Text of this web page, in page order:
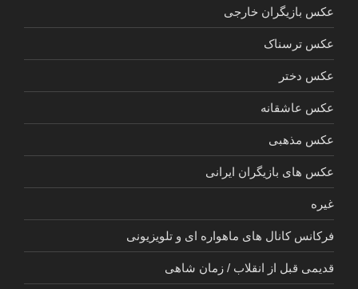
عکس بازیگران خارجی
عکس ترسناک
عکس دختر
عکس عاشقانه
عکس مذهبی
عکس های بازیگران ایرانی
غیره
فرکانس کانال های ماهواره ای و تلویزیونی
قدیمی قبل از انقلاب / زمان شاهی